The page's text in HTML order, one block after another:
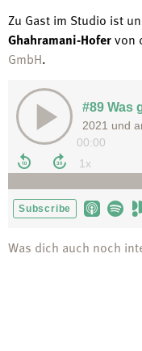
Zu Gast im Studio ist
Ghahramani-Hofervon
GmbH.
Was dich auch noch